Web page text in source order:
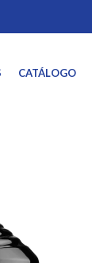
CATÁLOGO